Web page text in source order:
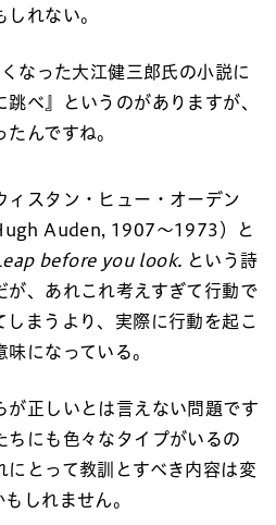
しれない。
なった大江健三郎氏の小説に
跳べ』というのがありますが、
んですね。
ィスタン・ヒュー・オーデン
Auden, 1907～1973）と
before you look.
という詩
が、あれこれ考えすぎて行動で
しまうより、実際に行動を起こ
味になっている。
が正しいとは言えない問題です
ちにも色々なタイプがいるの
にとって教訓とすべき内容は変
しれません。